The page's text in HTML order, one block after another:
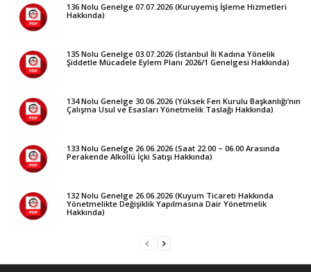
136 Nolu Genelge 07.07.2026 (Kuruyemiş İşleme Hizmetleri
Hakkında)
135 Nolu Genelge 03.07.2026 (İstanbul İli Kadına Yönelik
Şiddetle Mücadele Eylem Planı 2026/1 Genelgesi Hakkında)
134 Nolu Genelge 30.06.2026 (Yüksek Fen Kurulu Başkanlığı’nın
Çalışma Usul ve Esasları Yönetmelik Taslağı Hakkında)
133 Nolu Genelge 26.06.2026 (Saat 22.00 – 06.00 Arasında
Perakende Alkollü İçki Satışı Hakkında)
132 Nolu Genelge 26.06.2026 (Kuyum Ticareti Hakkında
Yönetmelikte Değişiklik Yapılmasına Dair Yönetmelik
Hakkında)